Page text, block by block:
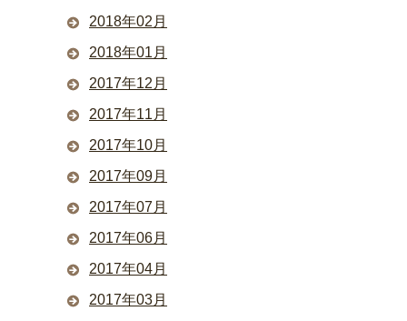
2018年02月
2018年01月
2017年12月
2017年11月
2017年10月
2017年09月
2017年07月
2017年06月
2017年04月
2017年03月